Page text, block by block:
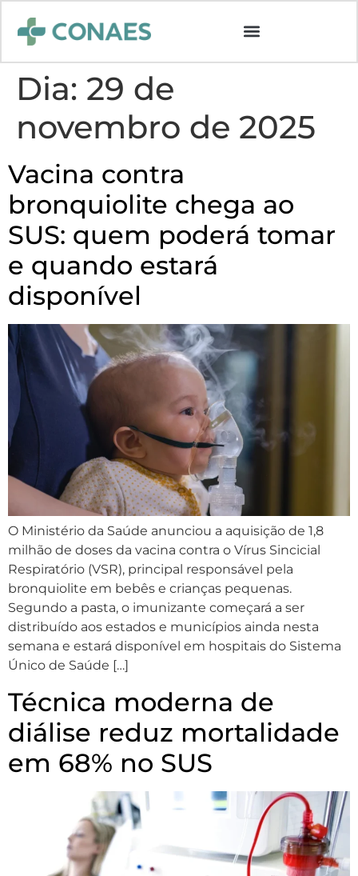
Dia: 29 de
novembro de 2025
Vacina contra
bronquiolite chega ao
SUS: quem poderá tomar
e quando estará
disponível
O Ministério da Saúde anunciou a aquisição de 1,8
milhão de doses da vacina contra o Vírus Sincicial
Respiratório (VSR), principal responsável pela
bronquiolite em bebês e crianças pequenas.
Segundo a pasta, o imunizante começará a ser
distribuído aos estados e municípios ainda nesta
semana e estará disponível em hospitais do Sistema
Único de Saúde […]
Técnica moderna de
diálise reduz mortalidade
em 68% no SUS